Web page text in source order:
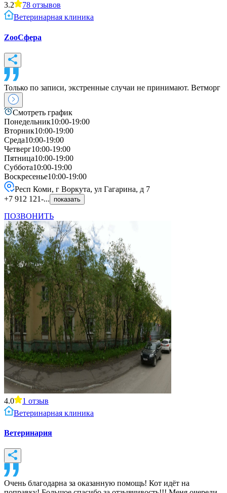
3.2 78 отзывов
Ветеринарная клиника
ZooСфера
Только по записи, экстренные случаи не принимают. Ветморг
Смотреть график
Понедельник10:00-19:00
Вторник10:00-19:00
Среда10:00-19:00
Четверг10:00-19:00
Пятница10:00-19:00
Суббота10:00-19:00
Воскресенье10:00-19:00
Респ Коми, г Воркута, ул Гагарина, д 7
+7 912 121-...
показать
ПОЗВОНИТЬ
4.0 1 отзыв
Ветеринарная клиника
Ветеринария
Очень благодарна за оказанную помощь! Кот идёт на